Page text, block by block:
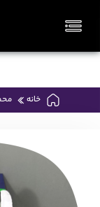
تمامی
خانه